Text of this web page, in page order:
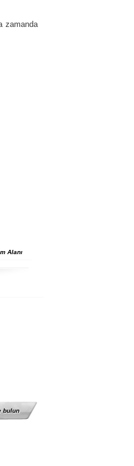
zamanda
Alanı
bulun